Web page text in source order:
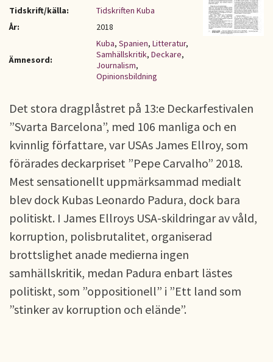
Tidskrift/källa:
Tidskriften Kuba
År:
2018
Ämnesord:
Kuba, Spanien, Litteratur,
Samhällskritik, Deckare,
Journalism,
Opinionsbildning
Det stora dragplåstret på 13:e Deckarfestivalen
”Svarta Barcelona”, med 106 manliga och en
kvinnlig författare, var USAs James Ellroy, som
förärades deckarpriset ”Pepe Carvalho” 2018.
Mest sensationellt uppmärksammad medialt
blev dock Kubas Leonardo Padura, dock bara
politiskt. I James Ellroys USA-skildringar av våld,
korruption, polisbrutalitet, organiserad
brottslighet anade medierna ingen
samhällskritik, medan Padura enbart lästes
politiskt, som ”oppositionell” i ”Ett land som
”stinker av korruption och elände”.